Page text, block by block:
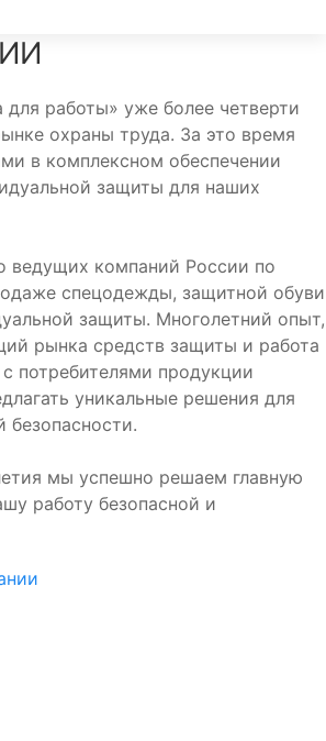
работы» уже более четверти
охраны труда. За это время
в комплексном обеспечении
защиты для наших
ведущих компаний России по
спецодежды, защитной обуви
защиты. Многолетний опыт,
рынка средств защиты и работа
потребителями продукции
уникальные решения для
безопасности.
мы успешно решаем главную
работу безопасной и